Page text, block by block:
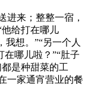
进来；整整一宿，
给打在哪儿
我想。”“另一个人
在哪儿啦？”“肚子
是种甜菜的工
一家通宵营业的餐